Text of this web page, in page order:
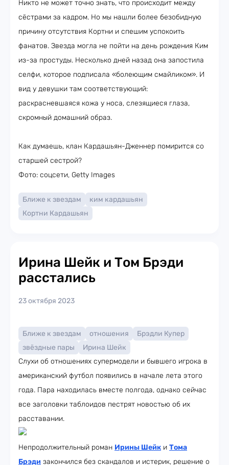
Никто не может точно знать, что происходит между
сёстрами за кадром. Но мы нашли более безобидную
причину отсутствия Кортни и спешим успокоить
фанатов. Звезда могла не пойти на день рождения Ким
из-за простуды. Несколько дней назад она запостила
селфи, которое подписала «болеющим смайликом». И
вид у девушки там соответствующий:
раскрасневшаяся кожа у носа, слезящиеся глаза,
скромный домашний образ.
Как думаешь, клан Кардашьян-Дженнер помирится со
старшей сестрой?
Фото: соцсети, Getty Images
Ближе к звездам
ким кардашьян
Кортни Кардашьян
Ирина Шейк и Том Брэди
расстались
23 октября 2023
Ближе к звездам отношения
Брэдли Купер
звёздные пары
Ирина Шейк
Слухи об отношениях супермодели и бывшего игрока в
американский футбол появились в начале лета этого
года. Пара находилась вместе полгода, однако сейчас
все заголовки таблоидов пестрят новостью об их
расставании.
Непродолжительный роман Ирины Шейк и Тома
Брэди закончился без скандалов и истерик, решение о